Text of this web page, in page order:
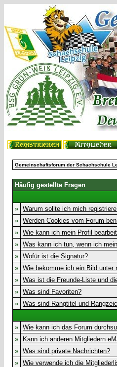
Gemeinschaftsforum der Schachschule
Häufig gestellte Fragen
» Warum sollte ich mich
» Werden Cookies vom Forum
» Wie kann ich mein Profil
» Was kann ich tun, wenn ich
» Wofür ist die Signatur?
» Wie bekomme ich ein Bild unter
» Was ist die Freunde-Liste und
» Was sind Favoriten?
» Was sind Rangtitel und
» Wie kann ich das Forum
»
Kann ich anderen Mitgliedern
» Was sind private Nachrichten?
» Wie verwende ich die